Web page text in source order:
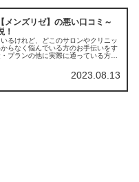
メンズリゼ】の悪い口コミ～
！
るけれど、どこのサロンやクリニッ
らなく悩んでいる方のお手伝いをす
プランの他に実際に通っている方の
2023.08.13